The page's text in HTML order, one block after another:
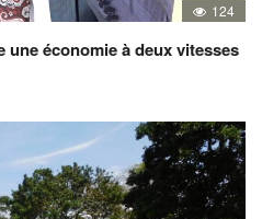
124
une économie à deux vitesses